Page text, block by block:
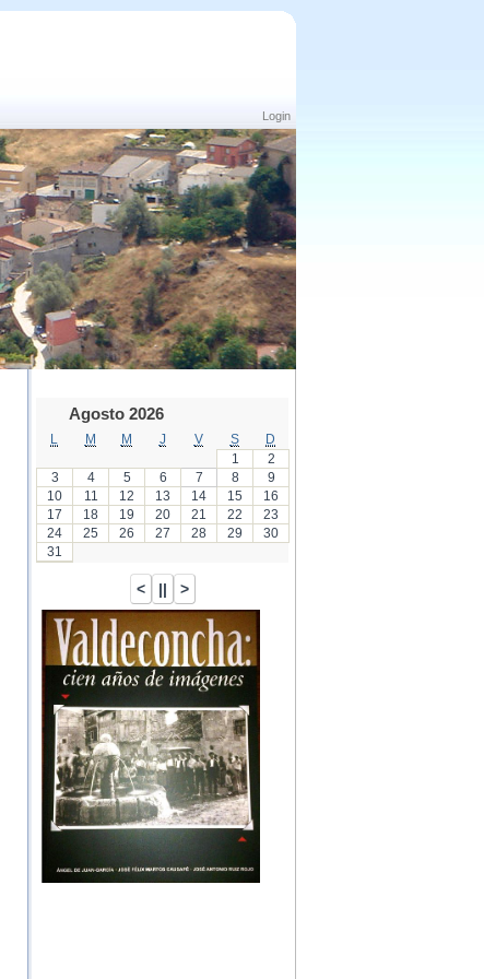
Login
Agosto 2026
M M J V S
D
1
2
3
4 5 6 7 8
9
10
11 12 13 14 15
16
17
18 19 20 21 22
23
24
25 26 27 28 29
30
31